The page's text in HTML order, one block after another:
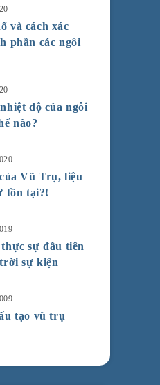
và cách xác
phần các ngôi
độ của ngôi
nào?
Vũ Trụ, liệu
tồn tại?!
sự đầu tiên
sự kiện
tạo vũ trụ